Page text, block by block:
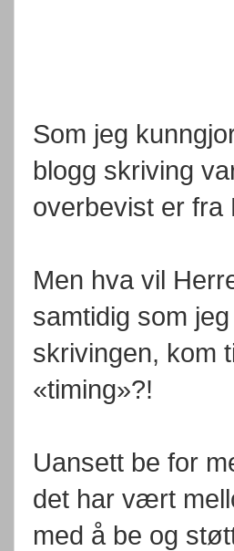
Som jeg
blogg skriving
overbevist er fra
Men hva vil
samtidig som
skrivingen, kom
«timing»?!
Uansett be for
det har vært
med å be og